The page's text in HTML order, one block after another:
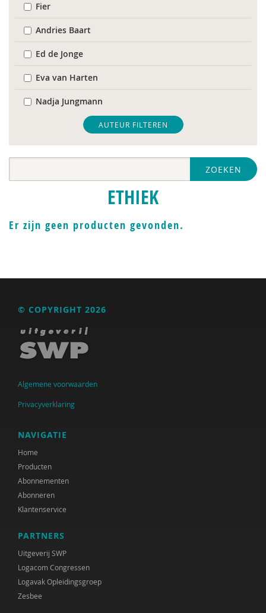
Fier
Andries Baart
Ed de Jonge
Eva van Harten
Nadja Jungmann
Mariël Kanne
Anne-Ruth van Leeuwen
AUTEUR FILTEREN
ZOEKEN
ETHIEK
Er zijn geen producten gevonden.
© COPYRIGHT 2026
Algemene voorwaarden
Privacyverklaring
NAVIGATIE
Home
Producten
Abonnementen
Abonneren
Klantenservice
PARTNERS
Uitgeverij SWP
Logacom Congressen
Logavak Opleidingsgroep
Zesbee